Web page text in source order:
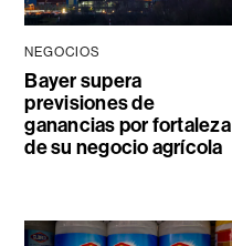
NEGOCIOS
Bayer supera
previsiones de
ganancias por fortaleza
de su negocio agrícola